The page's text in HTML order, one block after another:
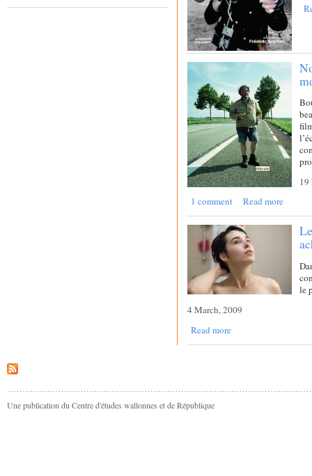
1 comment
Read more
le
4 March, 2009
Read more
Une publication du Centre d'études wallonnes et de République